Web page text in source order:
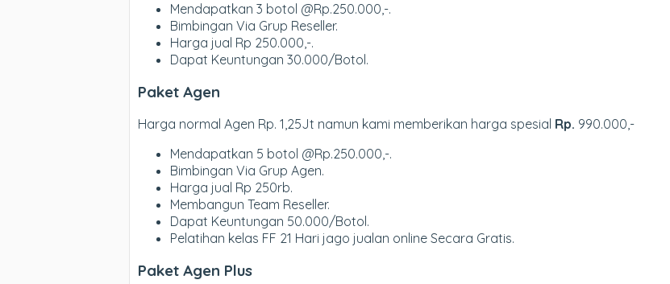
Mendapatkan 3 botol @Rp.250.000,-.
Bimbingan Via Grup Reseller.
Harga jual Rp 250.000,-.
Dapat Keuntungan 30.000/Botol.
Paket Agen
Harga normal Agen Rp. 1,25Jt namun kami memberikan harga spesial Rp. 990.000,-
Mendapatkan 5 botol @Rp.250.000,-.
Bimbingan Via Grup Agen.
Harga jual Rp 250rb.
Membangun Team Reseller.
Dapat Keuntungan 50.000/Botol.
Pelatihan kelas FF 21 Hari jago jualan online Secara Gratis.
Paket Agen Plus